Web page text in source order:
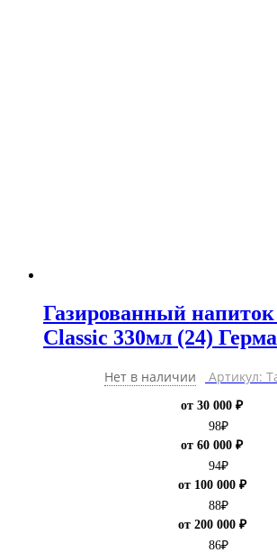
Газированный
Classic 330мл (24)
Нет в наличии Артикул:
от 30 000 ₽
98₽
от 60 000 ₽
94₽
от 100 000 ₽
88₽
от 200 000 ₽
86₽